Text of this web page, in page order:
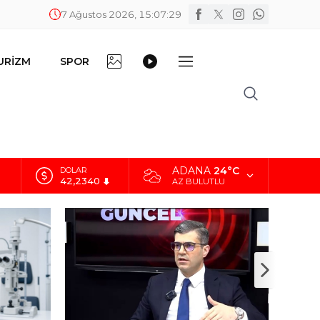
7 Ağustos 2026, 15:07:30
SPOR
EURO
48,8802
ALTIN
5.629,56
BİST
ADANA 24°C
AZ BULUTLU